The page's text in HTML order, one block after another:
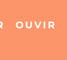
OUVIR